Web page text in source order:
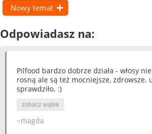
Nowy temat
Odpowiadasz na:
Pilfood bardzo dobrze działa - włosy
rosną ale są też mocniejsze, zdrowsze.
sprawdziło. :)
zobacz wątek
~magda